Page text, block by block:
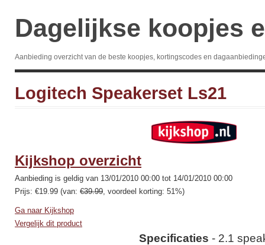
Dagelijkse koopjes
Aanbieding overzicht van de beste koopjes, kortingscodes en
Logitech Speakerset Ls21
Kijkshop overzicht
Aanbieding is geldig van 13/01/2010 00:00 tot 14/01/2010 00:00
Prijs: €19.99 (van: €39.99, voordeel korting: 51%)
Ga naar Kijkshop
Vergelijk dit product
Specificaties - 2.1